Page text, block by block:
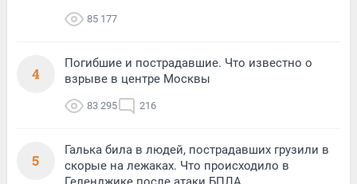
85 177
4
Погибшие и пострадавшие. Что известно о
взрыве в центре Москвы
83 295 216
5
Галька била в людей, пострадавших грузили в
скорые на лежаках. Что происходило в